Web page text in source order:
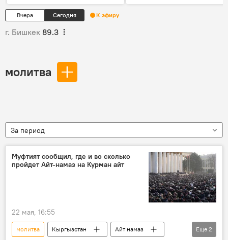
Вчера Сегодня К эфиру
г. Бишкек 89.3
молитва
За период
Муфтият сообщил, где и во сколько
пройдет Айт-намаз на Курман айт
22 мая, 16:55
молитва Кыргызстан
Айт намаз
Еще 2